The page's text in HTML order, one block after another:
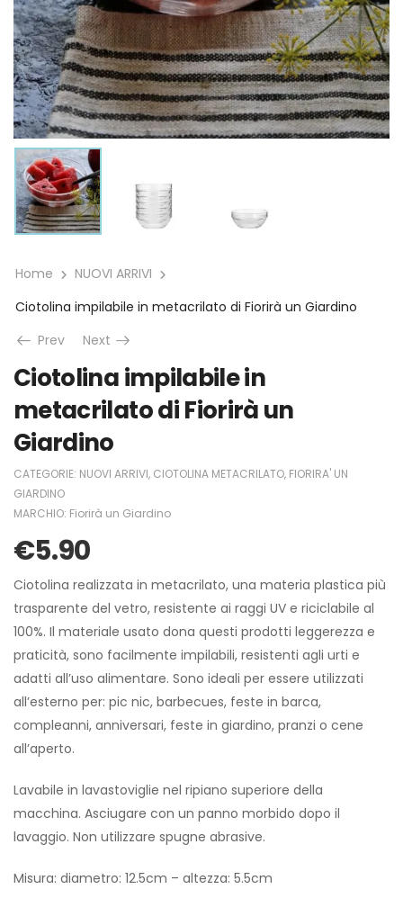
Home
NUOVI ARRIVI
Ciotolina impilabile in metacrilato di Fiorirà un Giardino
Prev
Next
Ciotolina impilabile in
metacrilato di Fiorirà un
Giardino
CATEGORIE: NUOVI ARRIVI, CIOTOLINA METACRILATO, FIORIRA' UN
GIARDINO
MARCHIO: Fiorirà un Giardino
€5.90
Ciotolina realizzata in metacrilato, una materia plastica più
trasparente del vetro, resistente ai raggi UV e riciclabile al
100%. Il materiale usato dona questi prodotti leggerezza e
praticità, sono facilmente impilabili, resistenti agli urti e
adatti all’uso alimentare. Sono ideali per essere utilizzati
all’esterno per: pic nic, barbecues, feste in barca,
compleanni, anniversari, feste in giardino, pranzi o cene
all’aperto.
Lavabile in lavastoviglie nel ripiano superiore della
macchina. Asciugare con un panno morbido dopo il
lavaggio. Non utilizzare spugne abrasive.
Misura: diametro: 12.5cm – altezza: 5.5cm